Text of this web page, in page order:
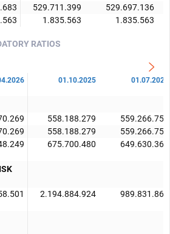
529.711.399
529.697.136
1.835.563 1.835.563
RATIOS
01.10.2025 01.07.2025
558.188.279
559.266.758
558.188.279
559.266.758
675.700.480 649.630.361
2.194.884.924 989.831.867